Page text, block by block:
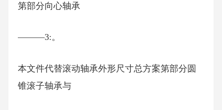
第部分向心轴承
———3:。
本文件代替滚动轴承外形尺寸总方案第部分圆
锥滚子轴承与